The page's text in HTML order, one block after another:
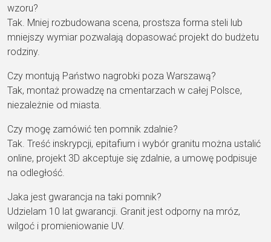
wzoru?
Tak. Mniej rozbudowana scena, prostsza forma steli lub
mniejszy wymiar pozwalają dopasować projekt do budżetu
rodziny.
Czy montują Państwo nagrobki poza Warszawą?
Tak, montaż prowadzę na cmentarzach w całej Polsce,
niezależnie od miasta.
Czy mogę zamówić ten pomnik zdalnie?
Tak. Treść inskrypcji, epitafium i wybór granitu można ustalić
online, projekt 3D akceptuje się zdalnie, a umowę podpisuje
na odległość.
Jaka jest gwarancja na taki pomnik?
Udzielam 10 lat gwarancji. Granit jest odporny na mróz,
wilgoć i promieniowanie UV.